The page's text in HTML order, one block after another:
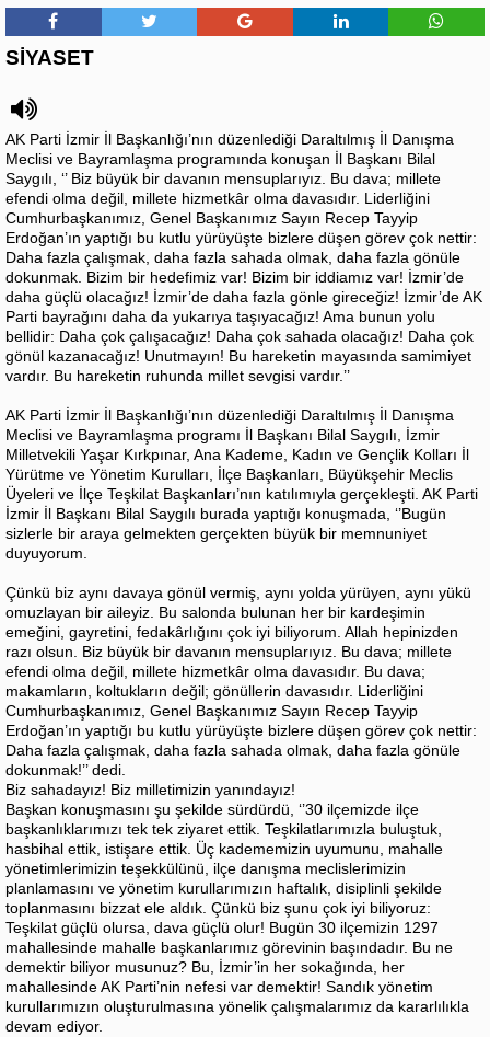
SİYASET
AK Parti İzmir İl Başkanlığı’nın düzenlediği Daraltılmış İl Danışma
Meclisi ve Bayramlaşma programında konuşan İl Başkanı Bilal
Saygılı, ‘’ Biz büyük bir davanın mensuplarıyız. Bu dava; millete
efendi olma değil, millete hizmetkâr olma davasıdır. Liderliğini
Cumhurbaşkanımız, Genel Başkanımız Sayın Recep Tayyip
Erdoğan’ın yaptığı bu kutlu yürüyüşte bizlere düşen görev çok nettir:
Daha fazla çalışmak, daha fazla sahada olmak, daha fazla gönüle
dokunmak. Bizim bir hedefimiz var! Bizim bir iddiamız var! İzmir’de
daha güçlü olacağız! İzmir’de daha fazla gönle gireceğiz! İzmir’de AK
Parti bayrağını daha da yukarıya taşıyacağız! Ama bunun yolu
bellidir: Daha çok çalışacağız! Daha çok sahada olacağız! Daha çok
gönül kazanacağız! Unutmayın! Bu hareketin mayasında samimiyet
vardır. Bu hareketin ruhunda millet sevgisi vardır.’’
AK Parti İzmir İl Başkanlığı’nın düzenlediği Daraltılmış İl Danışma
Meclisi ve Bayramlaşma programı İl Başkanı Bilal Saygılı, İzmir
Milletvekili Yaşar Kırkpınar, Ana Kademe, Kadın ve Gençlik Kolları İl
Yürütme ve Yönetim Kurulları, İlçe Başkanları, Büyükşehir Meclis
Üyeleri ve İlçe Teşkilat Başkanları’nın katılımıyla gerçekleşti. AK Parti
İzmir İl Başkanı Bilal Saygılı burada yaptığı konuşmada, ‘’Bugün
sizlerle bir araya gelmekten gerçekten büyük bir memnuniyet
duyuyorum.
Çünkü biz aynı davaya gönül vermiş, aynı yolda yürüyen, aynı yükü
omuzlayan bir aileyiz. Bu salonda bulunan her bir kardeşimin
emeğini, gayretini, fedakârlığını çok iyi biliyorum. Allah hepinizden
razı olsun. Biz büyük bir davanın mensuplarıyız. Bu dava; millete
efendi olma değil, millete hizmetkâr olma davasıdır. Bu dava;
makamların, koltukların değil; gönüllerin davasıdır. Liderliğini
Cumhurbaşkanımız, Genel Başkanımız Sayın Recep Tayyip
Erdoğan’ın yaptığı bu kutlu yürüyüşte bizlere düşen görev çok nettir:
Daha fazla çalışmak, daha fazla sahada olmak, daha fazla gönüle
dokunmak!’’ dedi.
Biz sahadayız! Biz milletimizin yanındayız!
Başkan konuşmasını şu şekilde sürdürdü, ‘’30 ilçemizde ilçe
başkanlıklarımızı tek tek ziyaret ettik. Teşkilatlarımızla buluştuk,
hasbihal ettik, istişare ettik. Üç kadememizin uyumunu, mahalle
yönetimlerimizin teşekkülünü, ilçe danışma meclislerimizin
planlamasını ve yönetim kurullarımızın haftalık, disiplinli şekilde
toplanmasını bizzat ele aldık. Çünkü biz şunu çok iyi biliyoruz:
Teşkilat güçlü olursa, dava güçlü olur! Bugün 30 ilçemizin 1297
mahallesinde mahalle başkanlarımız görevinin başındadır. Bu ne
demektir biliyor musunuz? Bu, İzmir’in her sokağında, her
mahallesinde AK Parti’nin nefesi var demektir! Sandık yönetim
kurullarımızın oluşturulmasına yönelik çalışmalarımız da kararlılıkla
devam ediyor.